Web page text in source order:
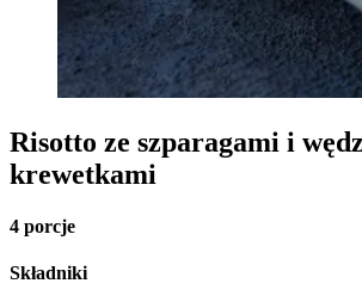
Risotto ze szparagami i
krewetkami
4 porcje
Składniki